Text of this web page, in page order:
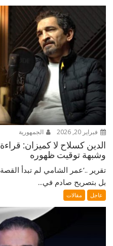
فبراير 20, 2026 الجمهورية
الدين كسلاح لا كميزان:
وشبهة توقيت ظهوره
تقرير ..‘عمر الشامي لم تبدأ
بل بتصريح صادم في...
عاجل مقالات